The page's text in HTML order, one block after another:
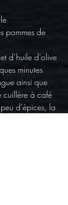
pommes de
d’huile d’olive
minutes
ainsi que
cuillère à café
d’épices, la